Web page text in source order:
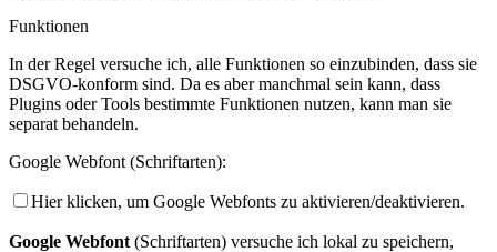
Funktionen
In der Regel versuche ich, alle Funktionen so einzubinden, dass sie
DSGVO-konform sind. Da es aber manchmal sein kann, dass
Plugins oder Tools bestimmte Funktionen nutzen, kann man sie
separat behandeln.
Google Webfont (Schriftarten):
Hier klicken, um Google Webfonts zu aktivieren/deaktivieren.
Google Webfont (Schriftarten) versuche ich lokal zu speichern,